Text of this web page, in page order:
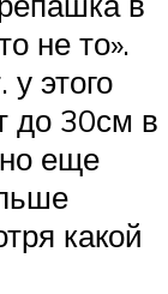
не то».
этого
до 30см в
еще
какой